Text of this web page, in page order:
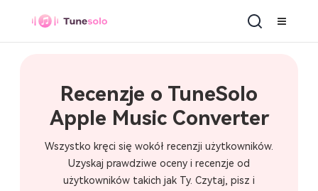
Apple Music Converter
Recenzje o TuneSolo
Apple Music Converter
Wszystko kręci się wokół recenzji użytkowników.
Uzyskaj prawdziwe oceny i recenzje od
użytkowników takich jak Ty. Czytaj, pisz i